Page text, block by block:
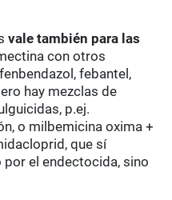
vale también para las
con otros
febantel,
hay mezclas de
p.ej.
o milbemicina oxima +
que sí
el endectocida, sino